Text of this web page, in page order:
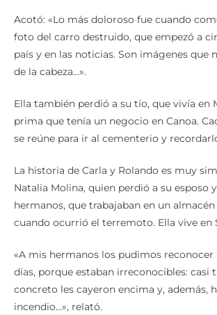
Acotó: «Lo más doloroso fue cuando
foto del carro destruido, que empezó a
país y en las noticias. Son imágenes que
de la cabeza…».
Ella también perdió a su tío, que vivía en
prima que tenía un negocio en Canoa.
se reúne para ir al cementerio y
La historia de Carla y Rolando es muy
Natalia Molina, quien perdió a su esposo
hermanos, que trabajaban en un
cuando ocurrió el terremoto. Ella vive en
«A mis hermanos los pudimos
días, porque estaban irreconocibles: casi
concreto les cayeron encima y, además,
incendio…», relató.